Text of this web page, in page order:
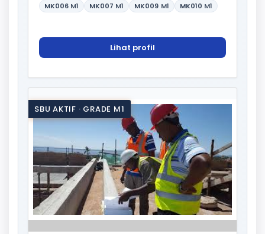
MK006 M1 MK007 M1 MK009 M1 MK010 M1
Lihat profil
SBU AKTIF · GRADE M1